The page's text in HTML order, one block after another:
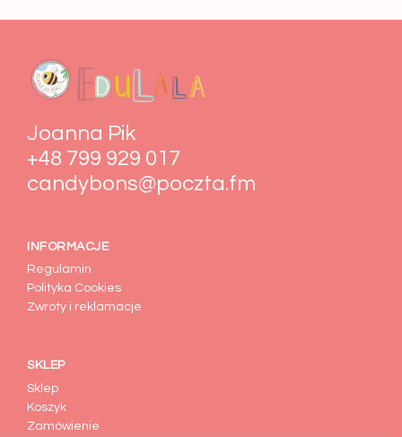
Joanna Pik
+48 799 929 017
candybons@poczta.fm
INFORMACJE
Regulamin
Polityka Cookies
Zwroty i reklamacje
SKLEP
Sklep
Koszyk
Zamówienie